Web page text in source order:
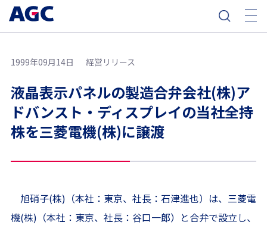
1999年09月14日 経営リリース
液晶表示パネルの製造合弁会社(株)ア
ドバンスト・ディスプレイの当社全持
株を三菱電機(株)に譲渡
旭硝子(株)（本社：東京、社長：石津進也）は、三菱電
機(株)（本社：東京、社長：谷口一郎）と合弁で設立し、